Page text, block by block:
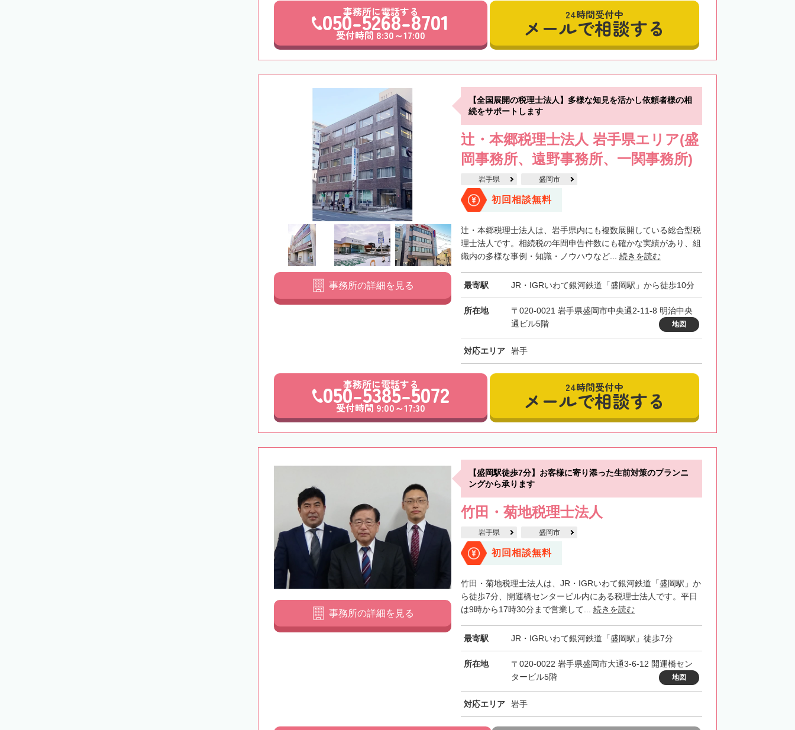
事務所に電話する
050-5268-8701
受付時間 8:30～17:00
24時間受付中
メールで相談する
【全国展開の税理士法人】多様な知見を活かし依頼者様の相
続をサポートします
辻・本郷税理士法人 岩手県エリア(盛
岡事務所、遠野事務所、一関事務所)
岩手県 盛岡市
初回相談無料
辻󠄀・本郷税理士法人は、岩手県内にも複数展開している総合型税
理士法人です。相続税の年間申告件数にも確かな実績があり、組
織内の多様な事例・知識・ノウハウなど... 続きを読む
最寄駅 JR・IGRいわて銀河鉄道「盛岡駅」から徒歩10分
所在地
〒020-0021 岩手県盛岡市中央通2-11-8 明治中央
通ビル5階
地図
対応エリア 岩手
事務所の詳細を見る
事務所に電話する
050-5385-5072
受付時間 9:00～17:30
24時間受付中
メールで相談する
【盛岡駅徒歩7分】お客様に寄り添った生前対策のプランニ
ングから承ります
竹田・菊地税理士法人
岩手県 盛岡市
初回相談無料
竹田・菊地税理士法人は、JR・IGRいわて銀河鉄道「盛岡駅」か
ら徒歩7分、開運橋センタービル内にある税理士法人です。平日
は9時から17時30分まで営業して... 続きを読む
最寄駅 JR・IGRいわて銀河鉄道「盛岡駅」徒歩7分
所在地
〒020-0022 岩手県盛岡市大通3-6-12 開運橋セン
タービル5階
地図
対応エリア 岩手
事務所の詳細を見る